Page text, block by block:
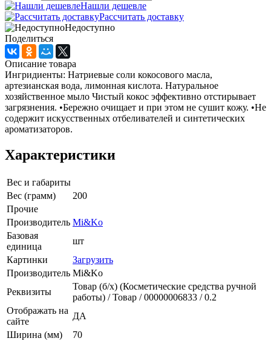
Нашли дешевле
Рассчитать доставку
Недоступно
Поделиться
Описание товара
Ингридиенты: Натриевые соли кокосового масла,
артезианская вода, лимонная кислота. Натуральное
хозяйственное мыло Чистый кокос эффективно отстирывает
загрязнения. •Бережно очищает и при этом не сушит кожу. •Не
содержит искусственных отбеливателей и синтетических
ароматизаторов.
Характеристики
Вес и габариты
Вес (грамм)
200
Прочие
Производитель Mi&Ko
Базовая
единица
шт
Картинки
Загрузить
Производитель Mi&Ko
Реквизиты
Товар (б/х) (Косметические средства ручной
работы) / Товар / 00000006833 / 0.2
Отображать на
сайте
ДА
Ширина (мм)
70